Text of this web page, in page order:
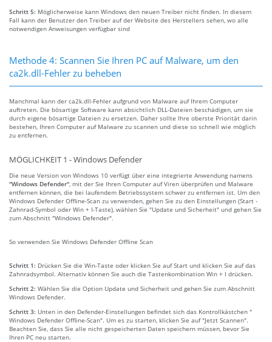
Schritt 5: Möglicherweise kann Windows den neuen Treiber nicht finden. In diesem
Fall kann der Benutzer den Treiber auf der Website des Herstellers sehen, wo alle
notwendigen Anweisungen verfügbar sind
Methode 4: Scannen Sie Ihren PC auf Malware, um den
ca2k.dll-Fehler zu beheben
Manchmal kann der ca2k.dll-Fehler aufgrund von Malware auf Ihrem Computer
auftreten. Die bösartige Software kann absichtlich DLL-Dateien beschädigen, um sie
durch eigene bösartige Dateien zu ersetzen. Daher sollte Ihre oberste Priorität darin
bestehen, Ihren Computer auf Malware zu scannen und diese so schnell wie möglich
zu entfernen.
MÖGLICHKEIT 1 - Windows Defender
Die neue Version von Windows 10 verfügt über eine integrierte Anwendung namens
"Windows Defender" , mit der Sie Ihren Computer auf Viren überprüfen und Malware
entfernen können, die bei laufendem Betriebssystem schwer zu entfernen ist. Um den
Windows Defender Offline-Scan zu verwenden, gehen Sie zu den Einstellungen (Start -
Zahnrad-Symbol oder Win + I-Taste), wählen Sie "Update und Sicherheit" und gehen Sie
zum Abschnitt "Windows Defender".
So verwenden Sie Windows Defender Offline Scan
Schritt 1: Drücken Sie die Win-Taste oder klicken Sie auf Start und klicken Sie auf das
Zahnradsymbol. Alternativ können Sie auch die Tastenkombination Win + I drücken.
Schritt 2: Wählen Sie die Option Update und Sicherheit und gehen Sie zum Abschnitt
Windows Defender.
Schritt 3: Unten in den Defender-Einstellungen befindet sich das Kontrollkästchen "
Windows Defender Offline-Scan". Um es zu starten, klicken Sie auf "Jetzt Scannen".
Beachten Sie, dass Sie alle nicht gespeicherten Daten speichern müssen, bevor Sie
Ihren PC neu starten.